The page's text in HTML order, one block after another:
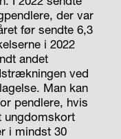
der var
før sendte 6,3
i 2022
andet
ved
Man kan
pendlere, hvis
ungdomskort
i mindst 30